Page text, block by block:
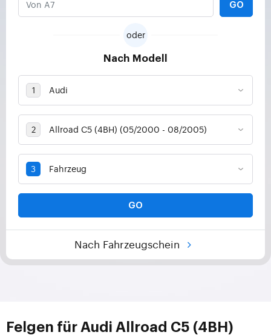
GO
oder
Nach Modell
GO
Nach Fahrzeugschein
Felgen für Audi Allroad C5 (4BH)